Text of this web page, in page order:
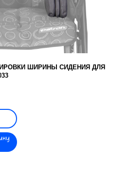
ШИРИНЫ СИДЕНИЯ ДЛЯ